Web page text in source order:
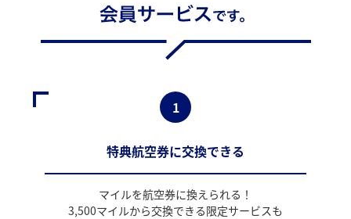
1
特典航空券に交換できる
マイルを航空券に換えられる！
3,500マイルから交換できる限定サービスも